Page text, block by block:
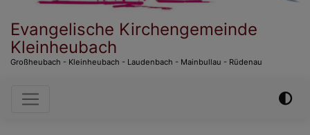
Evangelische Kirchengemeinde
Kleinheubach
Großheubach - Kleinheubach - Laudenbach - Mainbullau - Rüdenau
Hauptnavigation